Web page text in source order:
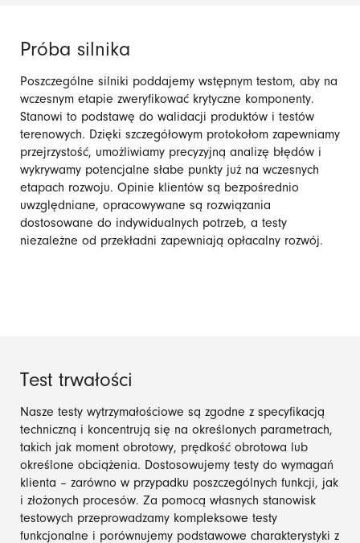
Próba silnika
Poszczególne silniki poddajemy wstępnym testom, aby na
wczesnym etapie zweryfikować krytyczne komponenty.
Stanowi to podstawę do walidacji produktów i testów
terenowych. Dzięki szczegółowym protokołom zapewniamy
przejrzystość, umożliwiamy precyzyjną analizę błędów i
wykrywamy potencjalne słabe punkty już na wczesnych
etapach rozwoju. Opinie klientów są bezpośrednio
uwzględniane, opracowywane są rozwiązania
dostosowane do indywidualnych potrzeb, a testy
niezależne od przekładni zapewniają opłacalny rozwój.
Test trwałości
Nasze testy wytrzymałościowe są zgodne z specyfikacją
techniczną i koncentrują się na określonych parametrach,
takich jak moment obrotowy, prędkość obrotowa lub
określone obciążenia. Dostosowujemy testy do wymagań
klienta – zarówno w przypadku poszczególnych funkcji, jak
i złożonych procesów. Za pomocą własnych stanowisk
testowych przeprowadzamy kompleksowe testy
funkcjonalne i porównujemy podstawowe charakterystyki z